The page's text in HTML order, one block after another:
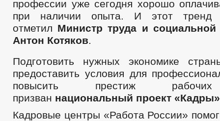
профессии уже сегодня хорошо
при наличии опыта. И этот тренд
отметил Министр труда и
Антон Котяков.
Подготовить нужных экономике
предоставить условия для
повысить престиж
призван национальный проект «Кадры»
Кадровые центры «Работа России»